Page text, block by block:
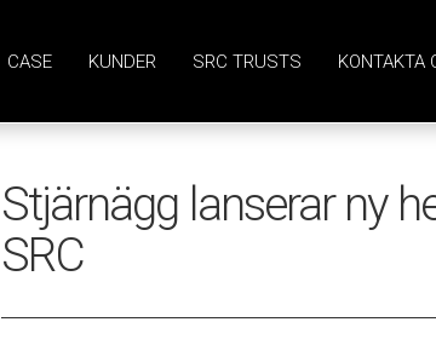
CASE KUNDER SRC TRUSTS KONTAKTA
Stjärnägg lanserar ny
SRC